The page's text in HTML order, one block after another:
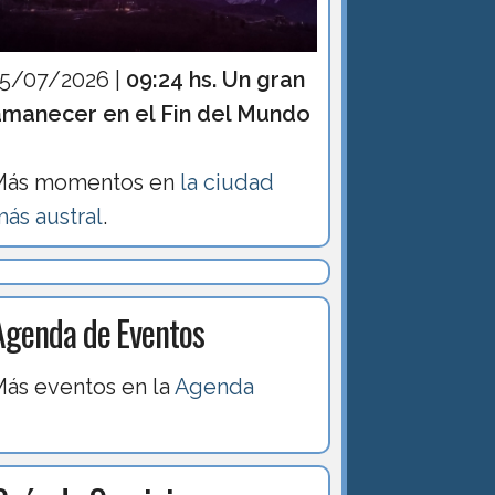
07/2026 | 09:24 hs. Un gran
en el Fin del Mundo
momentos en la ciudad
austral.
de Eventos
eventos en laAgenda